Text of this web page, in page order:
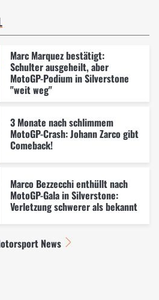
Marc Marquez bestätigt:
Schulter ausgeheilt, aber
MotoGP-Podium in Silverstone
"weit weg"
3 Monate nach schlimmem
MotoGP-Crash: Johann Zarco gibt
Comeback!
Marco Bezzecchi enthüllt nach
MotoGP-Gala in Silverstone:
Verletzung schwerer als bekannt
News